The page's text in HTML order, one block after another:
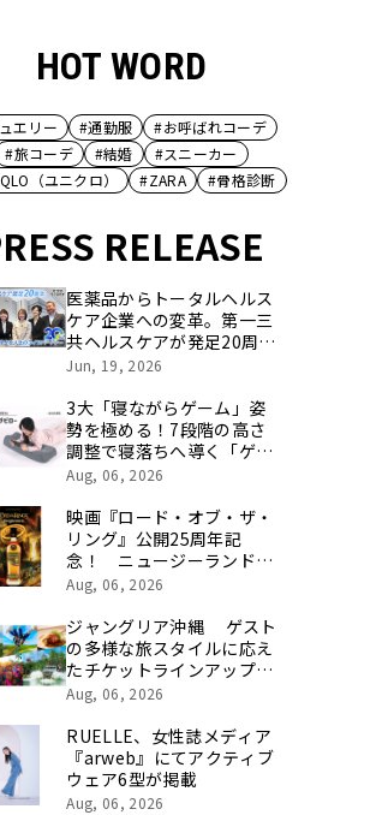
HOT WORD
エリー #通勤服
#お呼ばれコーデ
#旅コーデ
#結婚
#スニーカー
（ユニクロ）
#ZARA #骨格診断
RELEASE
医薬品からトータルヘルス
ケア企業への変革。第一三
共ヘルスケアが発足20周年
を記念し、製品開発・新カ
合時のエピソードを社員の
想いとともに振り返る特別
映像を公開！
Jun, 19, 2026
3大「寝ながらゲーム」姿
勢を極める！7段階の高さ
調整で寝落ちへ導く「ゲー
ミングロングピロー」発売
Aug, 06, 2026
映画『ロード・オブ・ザ・
リング』公開25周年記
念！ ニュージーランド最
高峰のシングルモルト、
量限定ウイスキー「リング
ベアラー」が誕生
Aug, 06, 2026
ジャングリア沖縄 ゲスト
の多様な旅スタイルに応え
たチケットラインアップ拡
充 余すことなく魅力を堪
ト」新登場
Aug, 06, 2026
RUELLE、女性誌メディア
『arweb』にてアクティブ
ウェア6型が掲載
Aug, 06, 2026